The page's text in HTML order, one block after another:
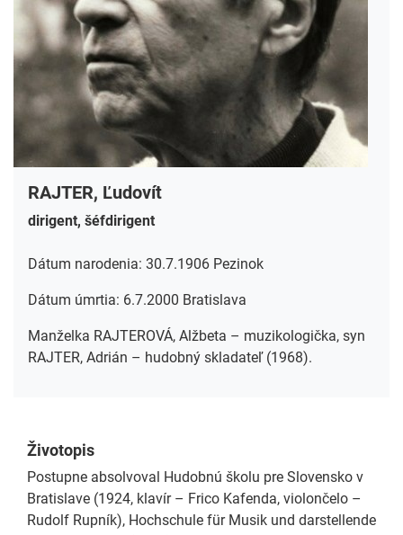
RAJTER, Ľudovít
dirigent, šéfdirigent
Dátum narodenia: 30.7.1906 Pezinok
Dátum úmrtia: 6.7.2000 Bratislava
Manželka RAJTEROVÁ, Alžbeta – muzikologička, syn
RAJTER, Adrián – hudobný skladateľ (1968).
Životopis
Postupne absolvoval Hudobnú školu pre Slovensko v
Bratislave (1924, klavír – Frico Kafenda, violončelo –
Rudolf Rupník), Hochschule für Musik und darstellende